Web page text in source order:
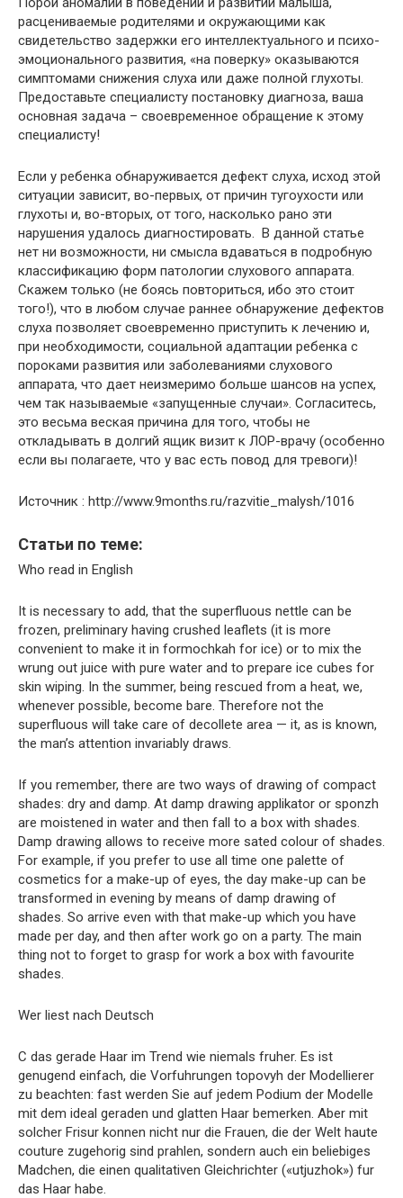
расцениваемые родителями и окружающими как
свидетельство задержки его интеллектуального и психо-
эмоционального развития, «на поверку» оказываются
симптомами снижения слуха или даже полной глухоты.
Предоставьте специалисту постановку диагноза, ваша
основная задача – своевременное обращение к этому
специалисту!
Если у ребенка обнаруживается дефект слуха, исход этой
ситуации зависит, во-первых, от причин тугоухости или
глухоты и, во-вторых, от того, насколько рано эти
нарушения удалось диагностировать. В данной статье
нет ни возможности, ни смысла вдаваться в подробную
классификацию форм патологии слухового аппарата.
Скажем только (не боясь повториться, ибо это стоит
того!), что в любом случае раннее обнаружение дефектов
слуха позволяет своевременно приступить к лечению и,
при необходимости, социальной адаптации ребенка с
пороками развития или заболеваниями слухового
аппарата, что дает неизмеримо больше шансов на успех,
чем так называемые «запущенные случаи». Согласитесь,
это весьма веская причина для того, чтобы не
откладывать в долгий ящик визит к ЛОР-врачу (особенно
если вы полагаете, что у вас есть повод для тревоги)!
Источник : http://www.9months.ru/razvitie_malysh/1016
Статьи по теме:
Who read in English
It is necessary to add, that the superfluous nettle can be
frozen, preliminary having crushed leaflets (it is more
convenient to make it in formochkah for ice) or to mix the
wrung out juice with pure water and to prepare ice cubes for
skin wiping. In the summer, being rescued from a heat, we,
whenever possible, become bare. Therefore not the
superfluous will take care of decollete area — it, as is known,
the man’s attention invariably draws.
If you remember, there are two ways of drawing of compact
shades: dry and damp. At damp drawing applikator or sponzh
are moistened in water and then fall to a box with shades.
Damp drawing allows to receive more sated colour of shades.
For example, if you prefer to use all time one palette of
cosmetics for a make-up of eyes, the day make-up can be
transformed in evening by means of damp drawing of
shades. So arrive even with that make-up which you have
made per day, and then after work go on a party. The main
thing not to forget to grasp for work a box with favourite
shades.
Wer liest nach Deutsch
C das gerade Haar im Trend wie niemals fruher. Es ist
genugend einfach, die Vorfuhrungen topovyh der Modellierer
zu beachten: fast werden Sie auf jedem Podium der Modelle
mit dem ideal geraden und glatten Haar bemerken. Aber mit
solcher Frisur konnen nicht nur die Frauen, die der Welt haute
couture zugehorig sind prahlen, sondern auch ein beliebiges
Madchen, die einen qualitativen Gleichrichter («utjuzhok») fur
das Haar habe.